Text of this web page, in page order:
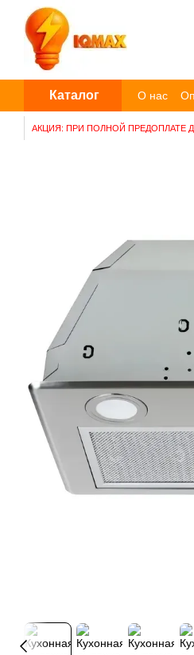
Перейти к основному контенту
Каталог О нас
АКЦИЯ: ПРИ ПОЛНОЙ ПРЕДОПЛАТЕ